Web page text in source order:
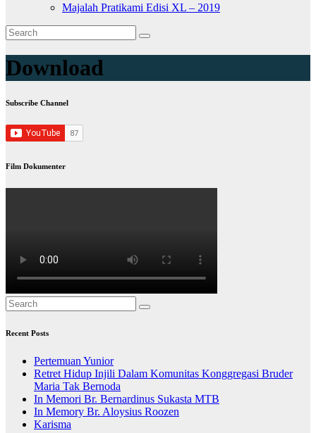
Majalah Pratikami Edisi XL – 2019
Download
Subscribe Channel
Film Dokumenter
Recent Posts
Pertemuan Yunior
Retret Hidup Injili Dalam Komunitas Konggregasi Bruder
Maria Tak Bernoda
In Memori Br. Bernardinus Sukasta MTB
In Memory Br. Aloysius Roozen
Karisma